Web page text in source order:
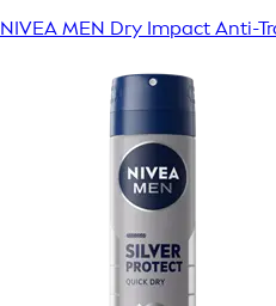
NIVEA MEN Dry Impact Anti-